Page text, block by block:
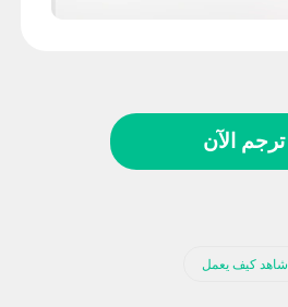
ترجم الآن
شاهد كيف يعمل